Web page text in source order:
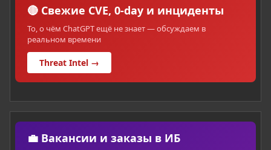
🔴 Свежие CVE, 0-day и инциденты
То, о чём ChatGPT ещё не знает — обсуждаем в
реальном времени
Threat Intel →
💼 Вакансии и заказы в ИБ